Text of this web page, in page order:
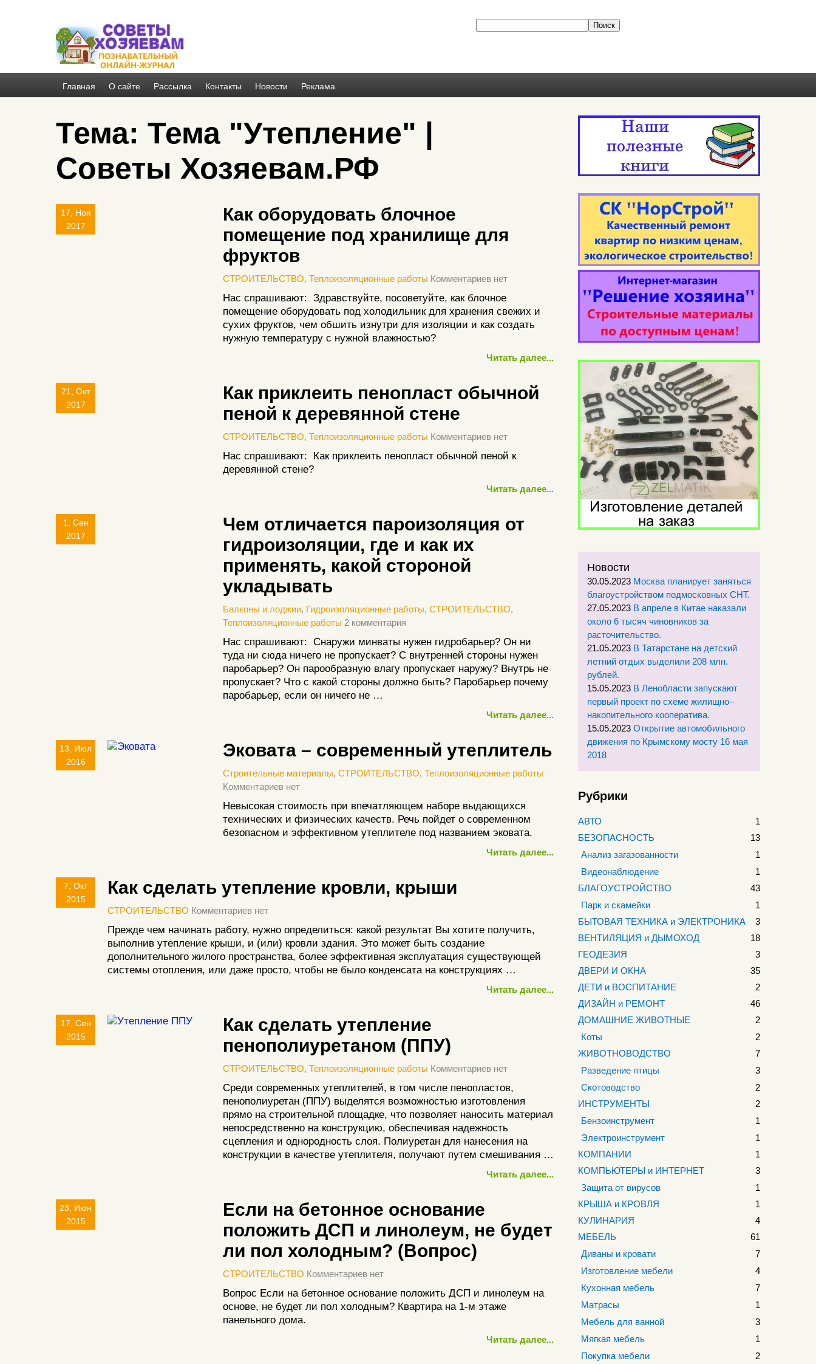
Главная О сайте Рассылка Контакты Новости Реклама
Тема: Тема "Утепление" |
Советы Хозяевам.РФ
17, Ноя
2017
Как оборудовать блочное
помещение под хранилище для
фруктов
СТРОИТЕЛЬСТВО, Теплоизоляционные работы Комментариев нет
Нас спрашивают: Здравствуйте, посоветуйте, как блочное
помещение оборудовать под холодильник для хранения свежих и
сухих фруктов, чем обшить изнутри для изоляции и как создать
нужную температуру с нужной влажностью?
Читать далее...
21, Окт
2017
Как приклеить пенопласт обычной
пеной к деревянной стене
СТРОИТЕЛЬСТВО, Теплоизоляционные работы Комментариев нет
Нас спрашивают: Как приклеить пенопласт обычной пеной к
деревянной стене?
Читать далее...
1, Сен
2017
Чем отличается пароизоляция от
гидроизоляции, где и как их
применять, какой стороной
укладывать
Балконы и лоджии, Гидроизоляционные работы, СТРОИТЕЛЬСТВО,
Теплоизоляционные работы 2 комментария
Нас спрашивают: Снаружи минваты нужен гидробарьер? Он ни
туда ни сюда ничего не пропускает? С внутренней стороны нужен
паробарьер? Он парообразную влагу пропускает наружу? Внутрь не
пропускает? Что с какой стороны должно быть? Паробарьер почему
паробарьер, если он ничего не …
Читать далее...
13, Июл
2016
Эковата – современный утеплитель
Строительные материалы, СТРОИТЕЛЬСТВО, Теплоизоляционные работы
Комментариев нет
Невысокая стоимость при впечатляющем наборе выдающихся
технических и физических качеств. Речь пойдет о современном
безопасном и эффективном утеплителе под названием эковата.
Читать далее...
7, Окт
2015
Как сделать утепление кровли, крыши
СТРОИТЕЛЬСТВО Комментариев нет
Прежде чем начинать работу, нужно определиться: какой результат Вы хотите получить,
выполнив утепление крыши, и (или) кровли здания. Это может быть создание
дополнительного жилого пространства, более эффективная эксплуатация существующей
системы отопления, или даже просто, чтобы не было конденсата на конструкциях …
Читать далее...
17, Сен
2015
Как сделать утепление
пенополиуретаном (ППУ)
СТРОИТЕЛЬСТВО, Теплоизоляционные работы Комментариев нет
Среди современных утеплителей, в том числе пенопластов,
пенополиуретан (ППУ) выделятся возможностью изготовления
прямо на строительной площадке, что позволяет наносить материал
непосредственно на конструкцию, обеспечивая надежность
сцепления и однородность слоя. Полиуретан для нанесения на
конструкции в качестве утеплителя, получают путем смешивания …
Читать далее...
23, Июн
2015
Если на бетонное основание
положить ДСП и линолеум, не будет
ли пол холодным? (Вопрос)
СТРОИТЕЛЬСТВО Комментариев нет
Вопрос Если на бетонное основание положить ДСП и линолеум на
основе, не будет ли пол холодным? Квартира на 1-м этаже
панельного дома.
Читать далее...
Новости
30.05.2023 Москва планирует заняться
благоустройством подмосковных СНТ.
27.05.2023 В апреле в Китае наказали
около 6 тысяч чиновников за
расточительство.
21.05.2023 В Татарстане на детский
летний отдых выделили 208 млн.
рублей.
15.05.2023 В Ленобласти запускают
первый проект по схеме жилищно–
накопительного кооператива.
15.05.2023 Открытие автомобильного
движения по Крымскому мосту 16 мая
2018
Рубрики
АВТО
1
БЕЗОПАСНОСТЬ
13
Анализ загазованности
1
Видеонаблюдение
1
БЛАГОУСТРОЙСТВО
43
Парк и скамейки
1
БЫТОВАЯ ТЕХНИКА и ЭЛЕКТРОНИКА
3
ВЕНТИЛЯЦИЯ и ДЫМОХОД
18
ГЕОДЕЗИЯ
3
ДВЕРИ И ОКНА
35
ДЕТИ и ВОСПИТАНИЕ
2
ДИЗАЙН и РЕМОНТ
46
ДОМАШНИЕ ЖИВОТНЫЕ
2
Коты
2
ЖИВОТНОВОДСТВО
7
Разведение птицы
3
Скотоводство
2
ИНСТРУМЕНТЫ
2
Бензоинструмент
1
Электроинструмент
1
КОМПАНИИ
1
КОМПЬЮТЕРЫ и ИНТЕРНЕТ
3
Защита от вирусов
1
КРЫША и КРОВЛЯ
1
КУЛИНАРИЯ
4
МЕБЕЛЬ
61
Диваны и кровати
7
Изготовление мебели
4
Кухонная мебель
7
Матрасы
1
Мебель для ванной
3
Мягкая мебель
1
Покупка мебели
2